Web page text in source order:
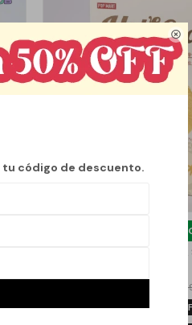

tu código de descuento.
LABUBU HAVE